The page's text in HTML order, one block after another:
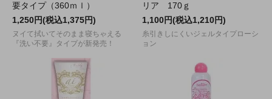
要タイプ（360ｍｌ）
1,250円(税込1,375円)
ヌイて拭いてそのまま寝ちゃえる
『洗い不要』タイプが新発売！
リア 170ｇ
1,100円(税込1,210円)
糸引きしにくいジェルタイプローシ
ョン